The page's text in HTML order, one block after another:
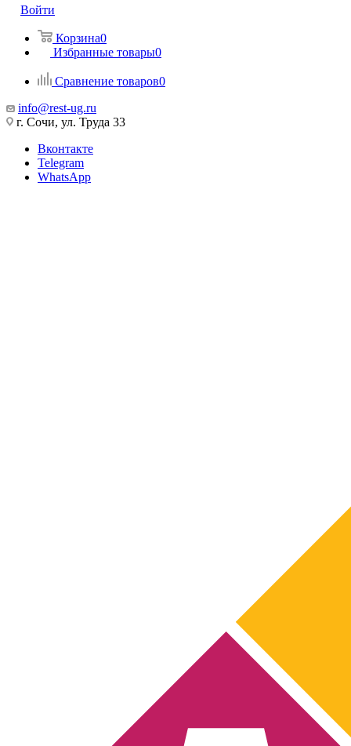
Войти
Корзина0
Избранные товары0
Сравнение товаров0
info@rest-ug.ru
г. Сочи, ул. Труда 33
Вконтакте
Telegram
WhatsApp